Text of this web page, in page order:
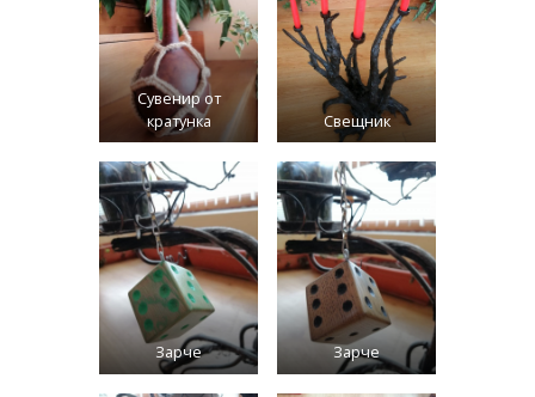
Сувенир от
кратунка
Свещник
Зарче Зарче